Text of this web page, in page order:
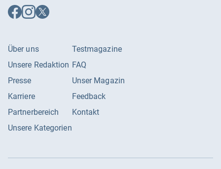
Auf
Facebook
Auf
Instagram
Auf
X
Über uns
Unsere Redaktion
Presse
Karriere
Partnerbereich
Unsere Kategorien
Testmagazine
FAQ
Unser Magazin
Feedback
Kontakt